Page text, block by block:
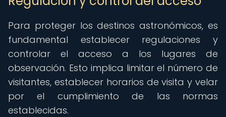
Para proteger los destinos astronómicos, es
fundamental establecer regulaciones y
controlar el acceso a los lugares de
observación. Esto implica limitar el número de
visitantes, establecer horarios de visita y velar
por el cumplimiento de las normas
establecidas.